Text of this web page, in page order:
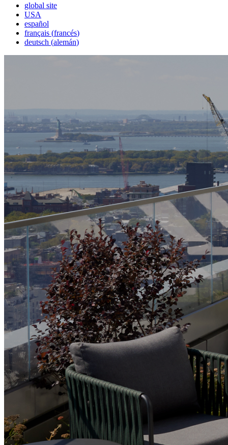
global site
USA
español
français (francés)
deutsch (alemán)